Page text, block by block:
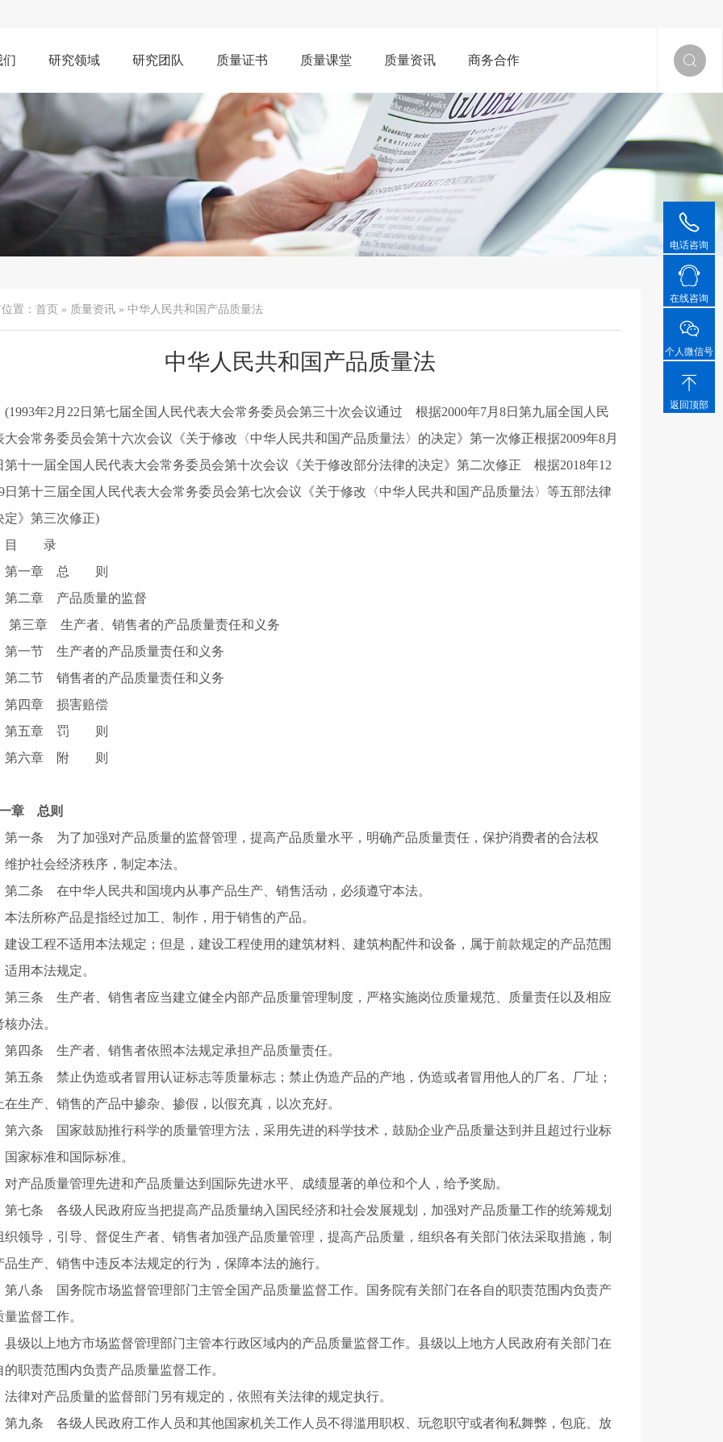
们 研究领域 研究团队 质量证书 质量课堂 质量资讯 商务合作 
位置：首页 » 质量资讯 » 中华人民共和国产品质量法
中华人民共和国产品质量法
年2月22日第七届全国人民代表大会常务委员会第三十次会议通过 根据2000年7月8日第九届全国人民
大会常务委员会第十六次会议《关于修改〈中华人民共和国产品质量法〉的决定》第一次修正根据2009年8月
第十一届全国人民代表大会常务委员会第十次会议《关于修改部分法律的决定》第二次修正 根据2018年12
日第十三届全国人民代表大会常务委员会第七次会议《关于修改〈中华人民共和国产品质量法〉等五部法律
定》第三次修正)
录
一章 总 则
章 产品质量的监督
三章 生产者、销售者的产品质量责任和义务
节 生产者的产品质量责任和义务
节 销售者的产品质量责任和义务
四章 损害赔偿
五章 罚 则
六章 附 则
章 总则
条 为了加强对产品质量的监督管理，提高产品质量水平，明确产品质量责任，保护消费者的合法权
维护社会经济秩序，制定本法。
条 在中华人民共和国境内从事产品生产、销售活动，必须遵守本法。
所称产品是指经过加工、制作，用于销售的产品。
工程不适用本法规定；但是，建设工程使用的建筑材料、建筑构配件和设备，属于前款规定的产品范围
适用本法规定。
条 生产者、销售者应当建立健全内部产品质量管理制度，严格实施岗位质量规范、质量责任以及相应
核办法。
条 生产者、销售者依照本法规定承担产品质量责任。
条 禁止伪造或者冒用认证标志等质量标志；禁止伪造产品的产地，伪造或者冒用他人的厂名、厂址；
在生产、销售的产品中掺杂、掺假，以假充真，以次充好。
条 国家鼓励推行科学的质量管理方法，采用先进的科学技术，鼓励企业产品质量达到并且超过行业标
国家标准和国际标准。
品质量管理先进和产品质量达到国际先进水平、成绩显著的单位和个人，给予奖励。
条 各级人民政府应当把提高产品质量纳入国民经济和社会发展规划，加强对产品质量工作的统筹规划
织领导，引导、督促生产者、销售者加强产品质量管理，提高产品质量，组织各有关部门依法采取措施，制
品生产、销售中违反本法规定的行为，保障本法的施行。
条 国务院市场监督管理部门主管全国产品质量监督工作。国务院有关部门在各自的职责范围内负责产
量监督工作。
以上地方市场监督管理部门主管本行政区域内的产品质量监督工作。县级以上地方人民政府有关部门在
的职责范围内负责产品质量监督工作。
对产品质量的监督部门另有规定的，依照有关法律的规定执行。
条 各级人民政府工作人员和其他国家机关工作人员不得滥用职权、玩忽职守或者徇私舞弊，包庇、放

电话咨询

在线咨询

个人微信号

返回顶部